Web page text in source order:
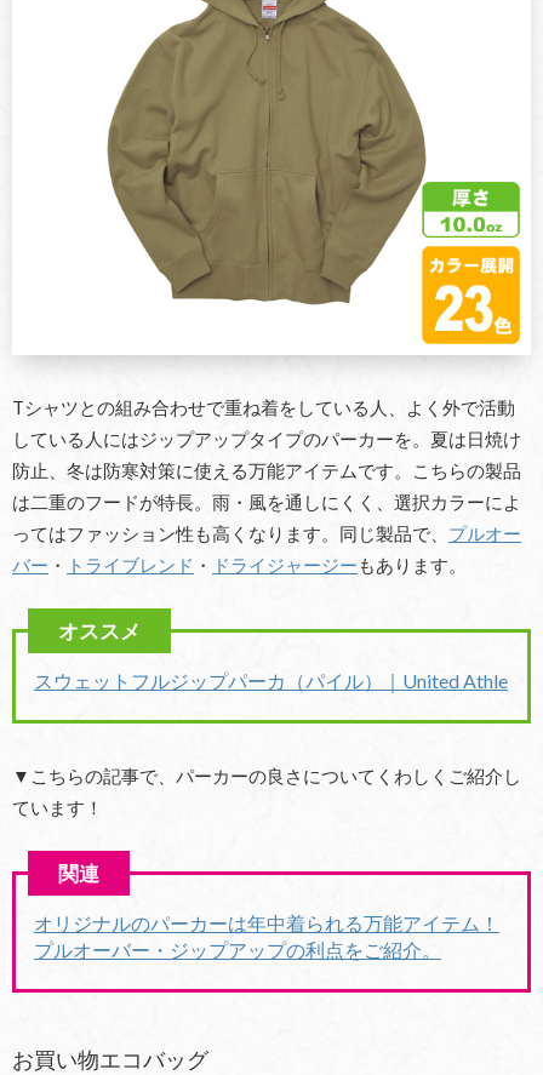
Tシャツとの組み合わせで重ね着をしている人、よく外で活動
している人にはジップアップタイプのパーカーを。夏は日焼け
防止、冬は防寒対策に使える万能アイテムです。こちらの製品
は二重のフードが特長。雨・風を通しにくく、選択カラーによ
ってはファッション性も高くなります。同じ製品で、 プルオー
バー ・ トライブレンド ・ ドライジャージー もあります。
スウェットフルジップパーカ（パイル）｜United Athle
▼こちらの記事で、パーカーの良さについてくわしくご紹介し
ています！
オリジナルのパーカーは年中着られる万能アイテム！
プルオーバー・ジップアップの利点をご紹介。
お買い物エコバッグ